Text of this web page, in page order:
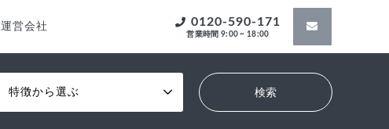
運営会社 0120-590-171
営業時間 9:00 ~ 18:00
特徴から選ぶ